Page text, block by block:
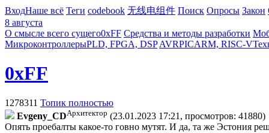
ВходНаше всё Теги codebook 无线电组件 Поиск Опросы Закон
8 августа
О смысле всего сущего0xFF Средства и методы разработки
МикроконтроллерыPLD, FPGA, DSP AVRPICARM, RISC-V
0xFF
1278311 Топик полностью
Evgeny_CDАрхитектор (23.01.2023 17:21, просмотров: 41880)
Опять проебалты какое-то говно мутят. И да, та же Эстония